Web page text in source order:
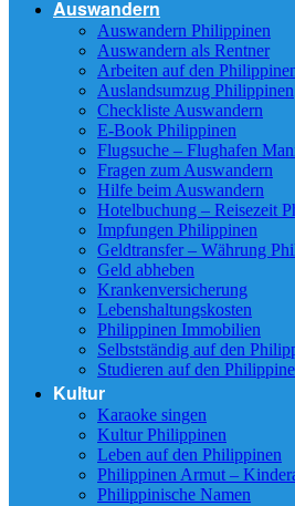
Auswandern
Auswandern Philippinen
Auswandern als Rentner
Arbeiten auf den
Auslandsumzug Philippinen
Checkliste Auswandern
E-Book Philippinen
Flugsuche – Flughafen
Fragen zum Auswandern
Hilfe beim Auswandern
Hotelbuchung – Reisezeit
Impfungen Philippinen
Geldtransfer – Währung
Geld abheben
Krankenversicherung
Lebenshaltungskosten
Philippinen Immobilien
Selbstständig auf den
Studieren auf den
Kultur
Karaoke singen
Kultur Philippinen
Leben auf den Philippinen
Philippinen Armut –
Philippinische Namen